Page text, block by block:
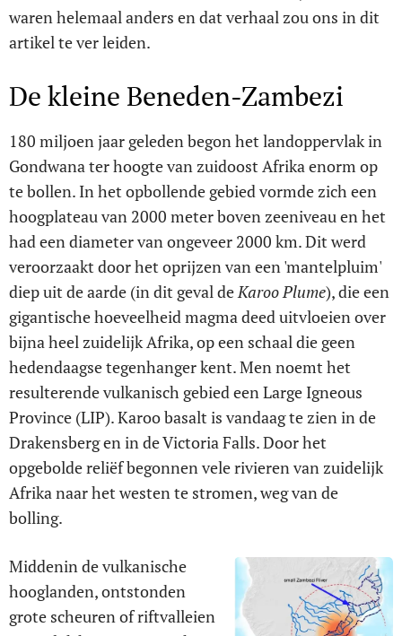
waren helemaal anders en dat verhaal zou ons in dit
artikel te ver leiden.
De kleine Beneden-Zambezi
180 miljoen jaar geleden begon het landoppervlak in
Gondwana ter hoogte van zuidoost Afrika enorm op
te bollen. In het opbollende gebied vormde zich een
hoogplateau van 2000 meter boven zeeniveau en het
had een diameter van ongeveer 2000 km. Dit werd
veroorzaakt door het oprijzen van een 'mantelpluim'
diep uit de aarde (in dit geval deKaroo Plume), die een
gigantische hoeveelheid magma deed uitvloeien over
bijna heel zuidelijk Afrika, op een schaal die geen
hedendaagse tegenhanger kent. Men noemt het
resulterende vulkanisch gebied een Large Igneous
Province (LIP). Karoo basalt is vandaag te zien in de
Drakensberg en in de Victoria Falls. Door het
opgebolde reliëf begonnen vele rivieren van zuidelijk
Afrika naar het westen te stromen, weg van de
bolling.
Middenin de vulkanische
hooglanden, ontstonden
grote scheuren of riftvalleien